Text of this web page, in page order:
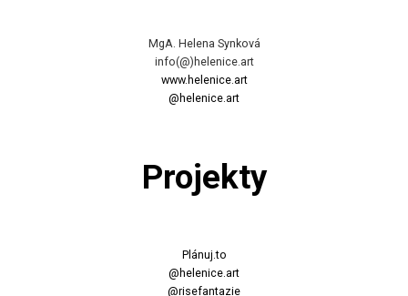
MgA. Helena Synková
info(@)helenice.art
www.helenice.art
@helenice.art
Projekty
Plánuj.to
@helenice.art
@risefantazie